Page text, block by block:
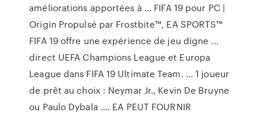
améliorations apportées à ... FIFA 19 pour PC |
Origin Propulsé par Frostbite™, EA SPORTS™
FIFA 19 offre une expérience de jeu digne ...
direct UEFA Champions League et Europa
League dans FIFA 19 Ultimate Team. ... 1 joueur
de prêt au choix : Neymar Jr., Kevin De Bruyne
ou Paulo Dybala .... EA PEUT FOURNIR